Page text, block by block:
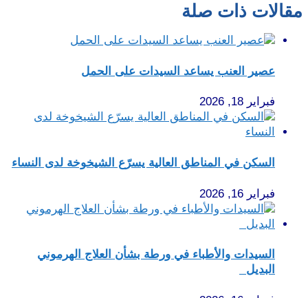
مقالات ذات صلة
عصير العنب يساعد السيدات على الحمل
فبراير 18, 2026
السكن في المناطق العالية يسرّع الشيخوخة لدى النساء
فبراير 16, 2026
السيدات والأطباء في ورطة بشأن العلاج الهرموني
البديل